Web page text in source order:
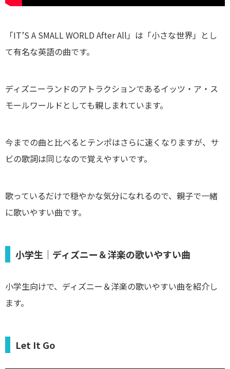
「IT’S A SMALL WORLD After All」は「小さな世界」とし
て有名な英語の曲です。
ディズニーランドのアトラクションであるイッツ・ア・ス
モールワールドとしても親しまれています。
今までの曲と比べるとテンポはさらに速くなりますが、サ
ビの歌詞は同じなので覚えやすいです。
歌っているだけで穏やかな気分になれるので、親子で一緒
に歌いやすい曲です。
小学生｜ディズニー＆洋楽の歌いやすい曲
小学生向けで、ディズニー＆洋楽の歌いやすい曲を紹介し
ます。
Let It Go